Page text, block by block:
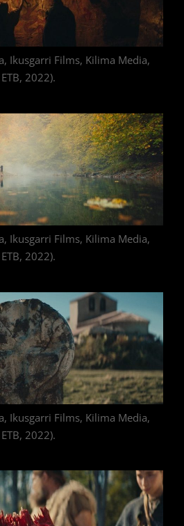
Ikusgarri Films, Kilima Media,
ETB, 2022).
Ikusgarri Films, Kilima Media,
ETB, 2022).
Ikusgarri Films, Kilima Media,
ETB, 2022).